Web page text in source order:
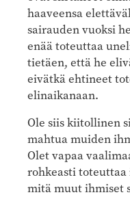
haaveensa
sairauden vuoksi
enää toteuttaa
tietäen, että he
eivätkä ehtineet
elinaikanaan.
Ole siis kiitollinen
mahtua muiden
Olet vapaa
rohkeasti
mitä muut ihmiset